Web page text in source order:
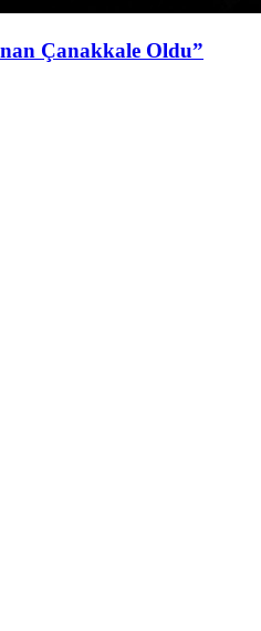
Çanakkale Oldu”